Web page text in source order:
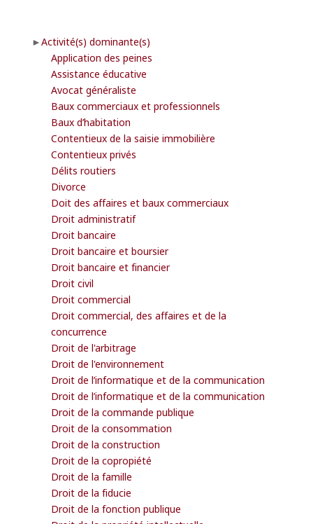
Activité(s) dominante(s)
Application des peines
Assistance éducative
Avocat généraliste
Baux commerciaux et professionnels
Baux d’habitation
Contentieux de la saisie immobilière
Contentieux privés
Délits routiers
Divorce
Doit des affaires et baux commerciaux
Droit administratif
Droit bancaire
Droit bancaire et boursier
Droit bancaire et financier
Droit civil
Droit commercial
Droit commercial, des affaires et de la
concurrence
Droit de l'arbitrage
Droit de l'environnement
Droit de l’informatique et de la communication
Droit de l’informatique et de la communication
Droit de la commande publique
Droit de la consommation
Droit de la construction
Droit de la copropiété
Droit de la famille
Droit de la fiducie
Droit de la fonction publique